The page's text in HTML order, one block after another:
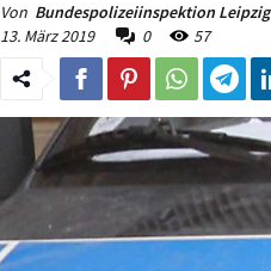
Von Bundespolizeiinspektion Leipzig
13. März 2019
0 57